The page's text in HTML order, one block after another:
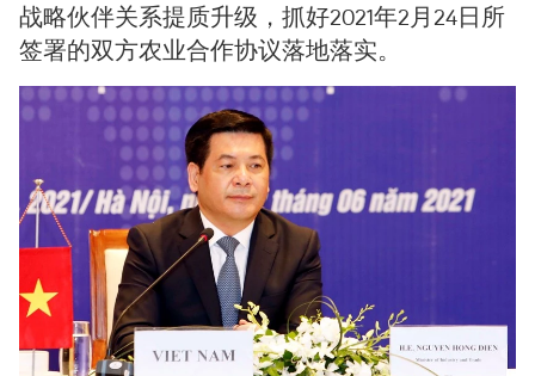
战略伙伴关系提质升级，抓好2021年2月24日所
签署的双方农业合作协议落地落实。